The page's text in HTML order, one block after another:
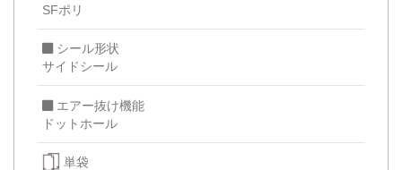
SFポリ
シール形状
サイドシール
エアー抜け機能
ドットホール
単袋